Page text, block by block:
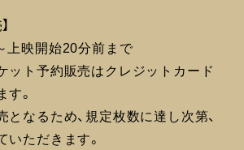
上映開始20分前まで
ト予約販売はクレジットカード
。
なるため、規定枚数に達し次第、
ただきます。